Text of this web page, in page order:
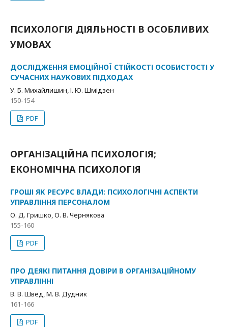
ПСИХОЛОГІЯ ДІЯЛЬНОСТІ В ОСОБЛИВИХ
УМОВАХ
ДОСЛІДЖЕННЯ ЕМОЦІЙНОЇ СТІЙКОСТІ ОСОБИСТОСТІ У
СУЧАСНИХ НАУКОВИХ ПІДХОДАХ
У. Б. Михайлишин, І. Ю. Шмідзен
150-154
PDF
ОРГАНІЗАЦІЙНА ПСИХОЛОГІЯ;
ЕКОНОМІЧНА ПСИХОЛОГІЯ
ГРОШІ ЯК РЕСУРС ВЛАДИ: ПСИХОЛОГІЧНІ АСПЕКТИ
УПРАВЛІННЯ ПЕРСОНАЛОМ
О. Д. Гришко, О. В. Чернякова
155-160
PDF
ПРО ДЕЯКІ ПИТАННЯ ДОВІРИ В ОРГАНІЗАЦІЙНОМУ
УПРАВЛІННІ
В. В. Швед, М. В. Дудник
161-166
PDF